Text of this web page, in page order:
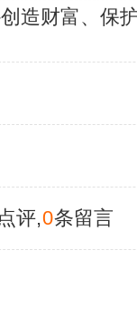
造财富、保
评,0条留言